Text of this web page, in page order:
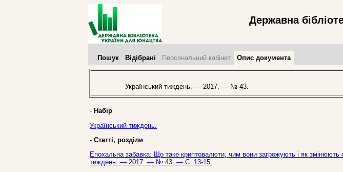
Державна
Пошук Відібрані Персональний кабінет Опис документа
Український тиждень. — 2017. — № 43.
- Набір
Український тиждень.
- Статті, розділи
Епохальна забавка: Що таке криптовалюти, чим вони загрожують і як
тиждень. — 2017. — № 43. — С. 13-15.